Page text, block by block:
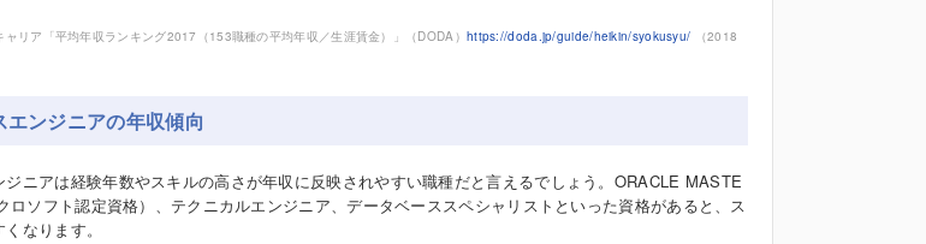
リア「平均年収ランキング2017（153職種の平均年収／生涯賃金）」（DODA） https://doda.jp/guide/heikin/syokusyu/ （2018
エンジニアの年収傾向
ジニアは経験年数やスキルの高さが年収に反映されやすい職種だと言えるでしょう。ORACLE MASTE
ロソフト認定資格）、テクニカルエンジニア、データベーススペシャリストといった資格があると、ス
なります。